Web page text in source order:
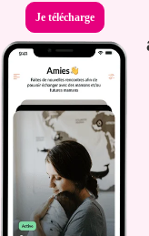
Je télécharge